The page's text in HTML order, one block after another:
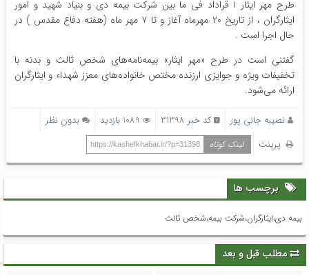
طرح مهر ایثار ۱ قراداد فی ما بین شرکت بیمه دی و بنیاد شهید و امور
ایثارگران ، از تاریخ ۲۰ مهرماه آغاز و تا ۷ مهر ماه (هفته دفاع مقدس ) در
حال اجرا است .
گفتنی است در طرح «مهر ایثار» بیمه‌نامه‌های شخص ثالث و بدنه با
تخفیفات ویژه و جوایزی ارزنده مختص خانواده‌های معزز شهداء و ایثارگران
ارائه می‌شود.
نصیبه جانی پور کد خبر 31398 1089 بازدید
بدون نظر
پرینت
لینک کوتاه https://kashefkhabar.ir/?p=31398
برچسب ها
بیمه دی،ایثارگران،شرکت بیمه،شخص ثالث
مطلب قبل و بعد